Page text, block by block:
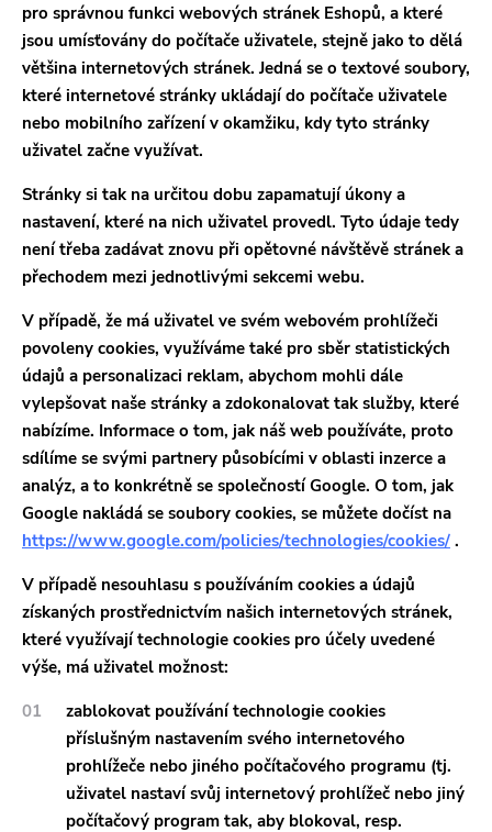
pro správnou funkci webových stránek Eshopů, a které
jsou umísťovány do počítače uživatele, stejně jako to dělá
většina internetových stránek. Jedná se o textové soubory,
které internetové stránky ukládají do počítače uživatele
nebo mobilního zařízení v okamžiku, kdy tyto stránky
uživatel začne využívat.
Stránky si tak na určitou dobu zapamatují úkony a
nastavení, které na nich uživatel provedl. Tyto údaje tedy
není třeba zadávat znovu při opětovné návštěvě stránek a
přechodem mezi jednotlivými sekcemi webu.
V případě, že má uživatel ve svém webovém prohlížeči
povoleny cookies, využíváme také pro sběr statistických
údajů a personalizaci reklam, abychom mohli dále
vylepšovat naše stránky a zdokonalovat tak služby, které
nabízíme. Informace o tom, jak náš web používáte, proto
sdílíme se svými partnery působícími v oblasti inzerce a
analýz, a to konkrétně se společností Google. O tom, jak
Google nakládá se soubory cookies, se můžete dočíst na
https://www.google.com/policies/technologies/cookies/ .
V případě nesouhlasu s používáním cookies a údajů
získaných prostřednictvím našich internetových stránek,
které využívají technologie cookies pro účely uvedené
výše, má uživatel možnost:
zablokovat používání technologie cookies
příslušným nastavením svého internetového
prohlížeče nebo jiného počítačového programu (tj.
uživatel nastaví svůj internetový prohlížeč nebo jiný
počítačový program tak, aby blokoval, resp.